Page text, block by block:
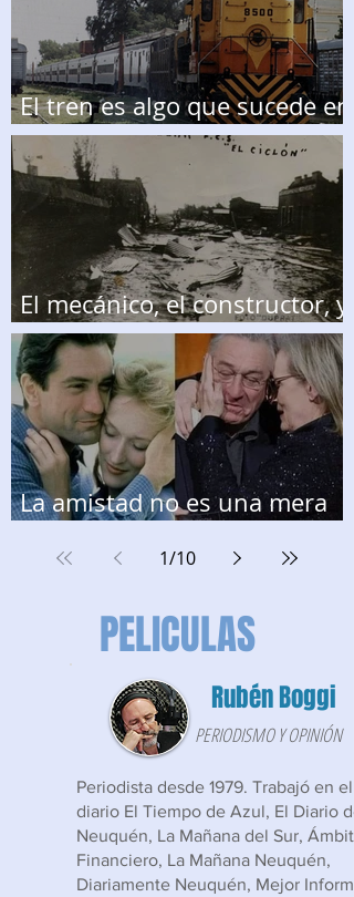
El tren es algo que sucede en
el pasado
El mecánico, el constructor, y
el cambio climático
La amistad no es una mera
1/10
PELICULAS
Rubén Boggi
PERIODISMO Y OPINIÓN
Periodista desde 1979. Trabajó en el
diario El Tiempo de Azul, El Diario de
Neuquén, La Mañana del Sur, Ámbito
Financiero, La Mañana Neuquén,
Diariamente Neuquén, Mejor